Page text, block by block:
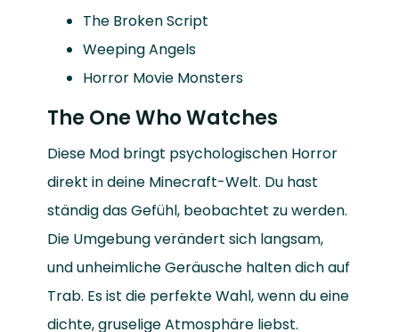
The Broken Script
Weeping Angels
Horror Movie Monsters
The One Who Watches
Diese Mod bringt psychologischen Horror
direkt in deine Minecraft-Welt. Du hast
ständig das Gefühl, beobachtet zu werden.
Die Umgebung verändert sich langsam,
und unheimliche Geräusche halten dich auf
Trab. Es ist die perfekte Wahl, wenn du eine
dichte, gruselige Atmosphäre liebst.